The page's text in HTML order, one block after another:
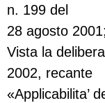
n. 199 del
28 agosto 2001;
Vista la
2002, recante
«Applicabilita’